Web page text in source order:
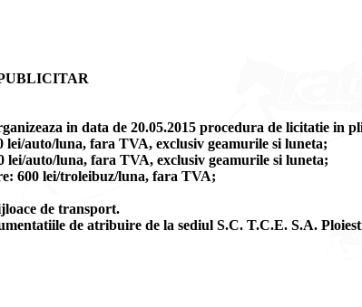
in data de 20.05.2015 procedura de licitatie
auto/luna, fara TVA, exclusiv geamurile si luneta;
auto/luna, fara TVA, exclusiv geamurile si luneta;
600 lei/troleibuz/luna, fara TVA;
de transport.
de atribuire de la sediul S.C. T.C.E. S.A.